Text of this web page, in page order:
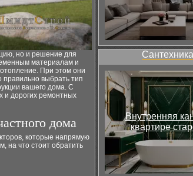
но и решение для
материалам и
При этом они
правильно выбрать тип
вашего дома. С
и дорогих ремонтных
дома
которые напрямую
на что стоит обратить
Внутренняя
квартире